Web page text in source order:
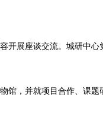
展座谈交流。城研中心
，并就项目合作、课题